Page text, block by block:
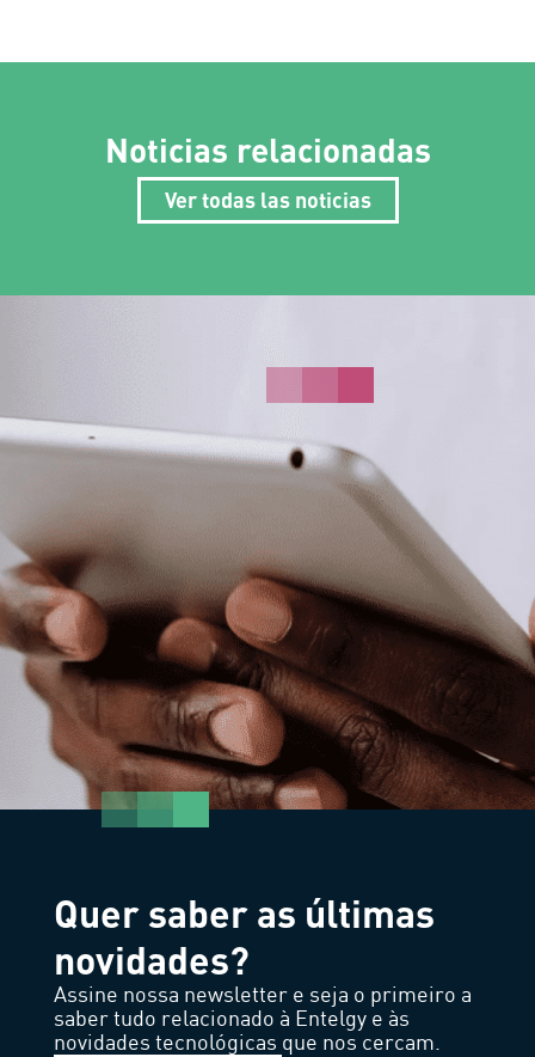
Noticias relacionadas
Ver todas las noticias
Quer saber as últimas
novidades?
Assine nossa newsletter e seja o primeiro a
saber tudo relacionado à Entelgy e às
novidades tecnológicas que nos cercam.